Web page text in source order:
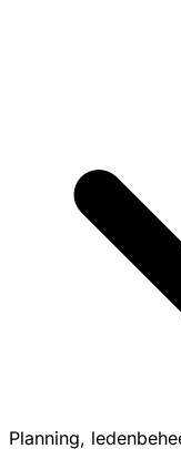
Planning,